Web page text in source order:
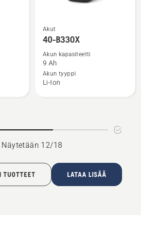
Katso
lisätietoja
40-
B330X
Akut
40-B330X
Akun kapasiteetti
9 Ah
Akun tyyppi
Li-Ion
Näytetään 12/18
TUOTTEET LATAA LISÄÄ